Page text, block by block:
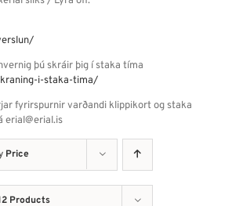
þú skráir þig í staka tíma
i-staka-tima/
fyrirspurnir varðandi klippikort og staka
erial@erial.is
Price
Products